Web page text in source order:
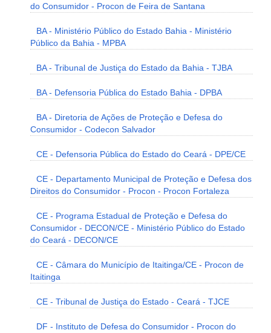
do Consumidor - Procon de Feira de Santana
BA - Ministério Público do Estado Bahia - Ministério
Público da Bahia - MPBA
BA - Tribunal de Justiça do Estado da Bahia - TJBA
BA - Defensoria Pública do Estado Bahia - DPBA
BA - Diretoria de Ações de Proteção e Defesa do
Consumidor - Codecon Salvador
CE - Defensoria Pública do Estado do Ceará - DPE/CE
CE - Departamento Municipal de Proteção e Defesa dos
Direitos do Consumidor - Procon - Procon Fortaleza
CE - Programa Estadual de Proteção e Defesa do
Consumidor - DECON/CE - Ministério Público do Estado
do Ceará - DECON/CE
CE - Câmara do Município de Itaitinga/CE - Procon de
Itaitinga
CE - Tribunal de Justiça do Estado - Ceará - TJCE
DF - Instituto de Defesa do Consumidor - Procon do